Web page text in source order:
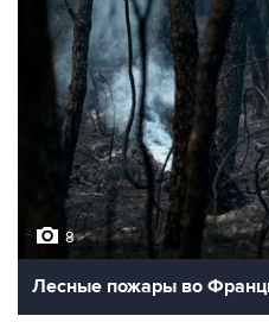
8
Лесные пожары во